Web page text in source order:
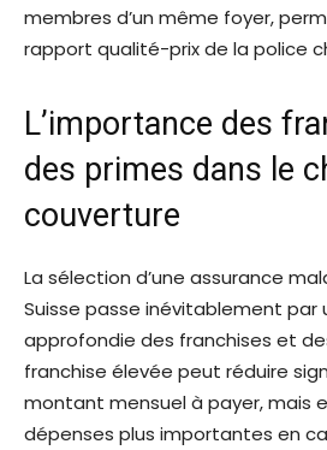
membres d’un même foyer,
rapport qualité-prix de la police
L’importance des
des primes dans le
couverture
La sélection d’une assurance
Suisse passe inévitablement par
approfondie des franchises et
franchise élevée peut réduire
montant mensuel à payer, mais
dépenses plus importantes en